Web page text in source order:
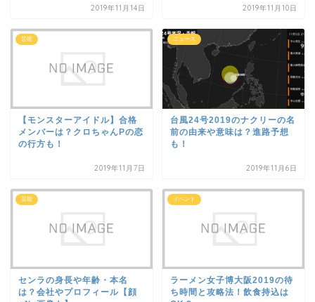
2019年11月14日 2019年11月10日
芸能
【モンスターアイドル】合格
メンバーは？クロちゃんPの恋
の行方も！
2019年11月7日
ニュース
台風24号2019のナクリーの名
前の由来や意味は？進路予想
も！
2019年11月6日
芸能
センラの身長や年齢・本名
は？会社やプロフィール【顔
イベント
ラーメン女子博大阪2019の待
ち時間と攻略法！飲食持込は